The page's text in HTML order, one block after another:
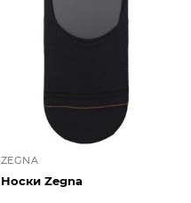
ZEGNA
Носки Zegna